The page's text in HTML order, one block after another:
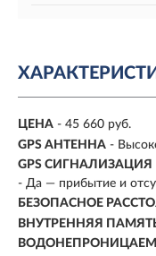
ЦЕНА - 45 660 руб.
GPS АНТЕННА -
GPS СИГНАЛИЗАЦИЯ
- Да — прибытие и
БЕЗОПАСНОЕ
ВНУТРЕННЯЯ